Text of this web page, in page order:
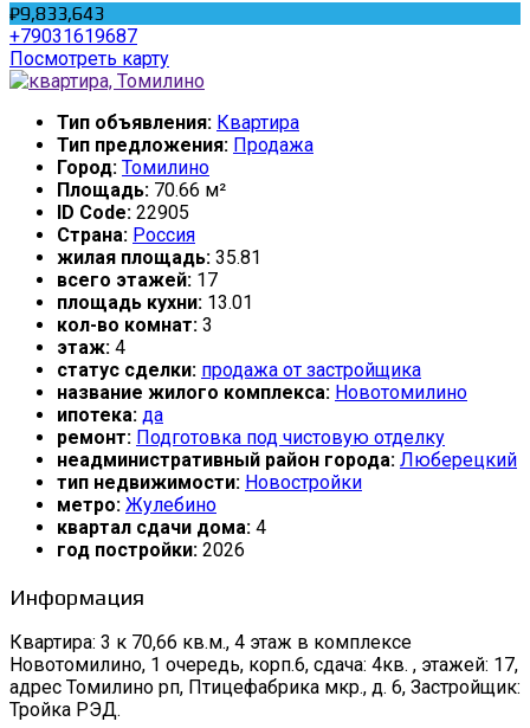
₽9,833,643
+79031619687
Посмотреть карту
Тип объявления: Квартира
Тип предложения: Продажа
Город: Томилино
Площадь: 70.66 м²
ID Code: 22905
Страна: Россия
жилая площадь: 35.81
всего этажей: 17
площадь кухни: 13.01
кол-во комнат: 3
этаж: 4
статус сделки: продажа от застройщика
название жилого комплекса: Новотомилино
ипотека: да
ремонт: Подготовка под чистовую отделку
неадминистративный район города: Люберецкий
тип недвижимости: Новостройки
метро: Жулебино
квартал сдачи дома: 4
год постройки: 2026
Информация
Квартира: 3 к 70,66 кв.м., 4 этаж в комплексе
Новотомилино, 1 очередь, корп.6, сдача: 4кв. , этажей: 17,
адрес Томилино рп, Птицефабрика мкр., д. 6, Застройщик:
Тройка РЭД.